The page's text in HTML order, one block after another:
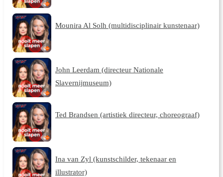
Mounira Al Solh (multidisciplinair kunstenaar)
John Leerdam (directeur Nationale
Slavernijmuseum)
Ted Brandsen (artistiek directeur, choreograaf)
Ina van Zyl (kunstschilder, tekenaar en
illustrator)